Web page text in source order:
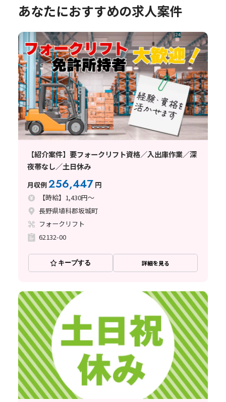
あなたにおすすめの求人案件
【紹介案件】要フォークリフト資格／入出庫作業／深
夜帯なし／土日休み
月収例256,447 円
【時給】1,430円～
長野県埴科郡坂城町
フォークリフト
62132-00
キープする 詳細を見る